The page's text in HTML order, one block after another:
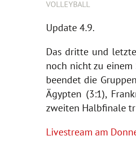
VOLLEYBALL
Update 4.9.
Das dritte und
noch nicht zu
beendet die
Ägypten (3:1),
zweiten Halbfinale
Livestream am